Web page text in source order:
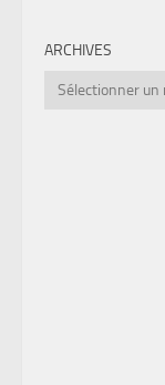
ARCHIVES
Archives